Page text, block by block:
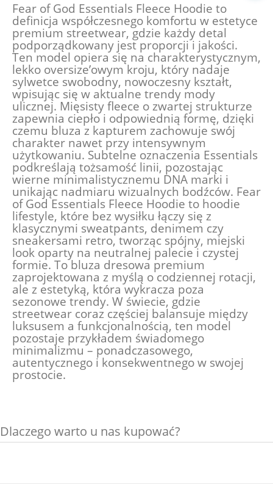
Fear of God Essentials Fleece Hoodie to
definicja współczesnego komfortu w estetyce
premium streetwear, gdzie każdy detal
podporządkowany jest proporcji i jakości.
Ten model opiera się na charakterystycznym,
lekko oversize’owym kroju, który nadaje
sylwetce swobodny, nowoczesny kształt,
wpisując się w aktualne trendy mody
ulicznej. Mięsisty fleece o zwartej strukturze
zapewnia ciepło i odpowiednią formę, dzięki
czemu bluza z kapturem zachowuje swój
charakter nawet przy intensywnym
użytkowaniu. Subtelne oznaczenia Essentials
podkreślają tożsamość linii, pozostając
wierne minimalistycznemu DNA marki i
unikając nadmiaru wizualnych bodźców. Fear
of God Essentials Fleece Hoodie to hoodie
lifestyle, które bez wysiłku łączy się z
klasycznymi sweatpants, denimem czy
sneakersami retro, tworząc spójny, miejski
look oparty na neutralnej palecie i czystej
formie. To bluza dresowa premium
zaprojektowana z myślą o codziennej rotacji,
ale z estetyką, która wykracza poza
sezonowe trendy. W świecie, gdzie
streetwear coraz częściej balansuje między
luksusem a funkcjonalnością, ten model
pozostaje przykładem świadomego
minimalizmu – ponadczasowego,
autentycznego i konsekwentnego w swojej
prostocie.
Dlaczego warto u nas kupować?